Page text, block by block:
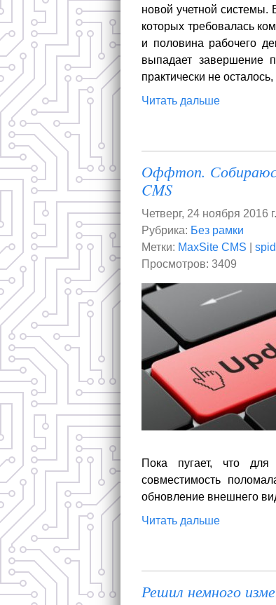
новой учетной
которых требовалась
и половина рабочего
выпадает завершение
практически не
Читать дальше
Оффтоп.
CMS
Четверг, 24 ноября 2016 г.
Рубрика: Без рамки
Метки: MaxSite CMS
Просмотров: 3409
Пока пугает, что для
совместимость
обновление внешнего
Читать дальше
Решил немного